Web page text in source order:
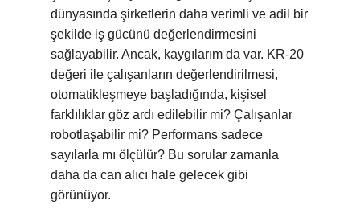
dünyasında şirketlerin daha verimli ve adil bir
şekilde iş gücünü değerlendirmesini
sağlayabilir. Ancak, kaygılarım da var. KR-20
değeri ile çalışanların değerlendirilmesi,
otomatikleşmeye başladığında, kişisel
farklılıklar göz ardı edilebilir mi? Çalışanlar
robotlaşabilir mi? Performans sadece
sayılarla mı ölçülür? Bu sorular zamanla
daha da can alıcı hale gelecek gibi
görünüyor.